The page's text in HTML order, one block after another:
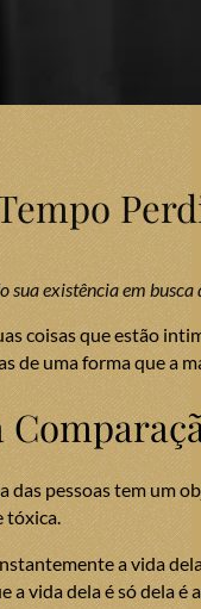
sua existência em busca
coisas que estão
de uma forma que a
das pessoas tem um
tóxica.
a vida
a vida dela é só dela